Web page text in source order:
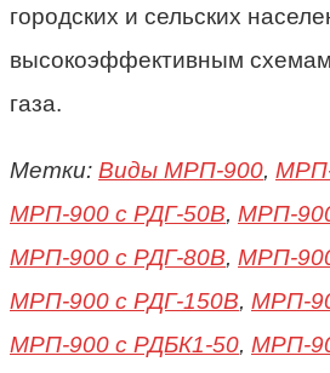
городских и сельских
высокоэффективным
газа.
Метки: Виды МРП-900,
МРП-900 с РДГ-50В, МРП-
МРП-900 с РДГ-80В, МРП-
МРП-900 с РДГ-150В, МРП-
МРП-900 с РДБК1-50, МРП-